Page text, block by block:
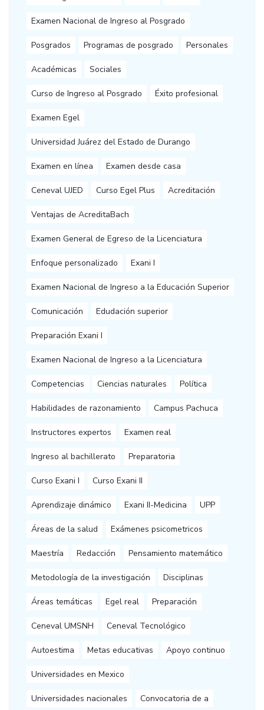
Examen Nacional de Ingreso al Posgrado
Posgrados Programas de posgrado Personales
Académicas Sociales
Curso de Ingreso al Posgrado Éxito profesional
Examen Egel
Universidad Juárez del Estado de Durango
Examen en línea Examen desde casa
Ceneval UJED Curso Egel Plus Acreditación
Ventajas de AcreditaBach
Examen General de Egreso de la Licenciatura
Enfoque personalizado Exani I
Examen Nacional de Ingreso a la Educación Superior
Comunicación Edudación superior
Preparación Exani I
Examen Nacional de Ingreso a la Licenciatura
Competencias Ciencias naturales Política
Habilidades de razonamiento Campus Pachuca
Instructores expertos Examen real
Ingreso al bachillerato Preparatoria
Curso Exani I Curso Exani II
Aprendizaje dinámico Exani II-Medicina UPP
Áreas de la salud Exámenes psicometricos
Maestría Redacción Pensamiento matemático
Metodología de la investigación Disciplinas
Áreas temáticas Egel real Preparación
Ceneval UMSNH Ceneval Tecnológico
Autoestima Metas educativas Apoyo continuo
Universidades en Mexico
Universidades nacionales Convocatoria de a